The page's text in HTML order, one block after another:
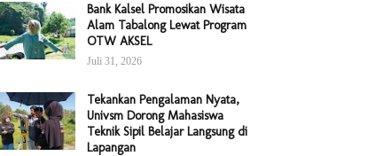
Bank Kalsel Promosikan Wisata
Alam Tabalong Lewat Program
OTW AKSEL
Juli 31, 2026
Tekankan Pengalaman Nyata,
Univsm Dorong Mahasiswa
Teknik Sipil Belajar Langsung di
Lapangan